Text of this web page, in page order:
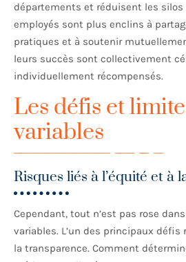
départements et réduisent les silos
employés sont plus enclins à
pratiques et à soutenir
leurs succès sont collectivement
individuellement récompensés.
Les défis et
variables
Risques liés à l’équité et à
Cependant, tout n’est pas rose
variables. L’un des principaux défis
la transparence. Comment